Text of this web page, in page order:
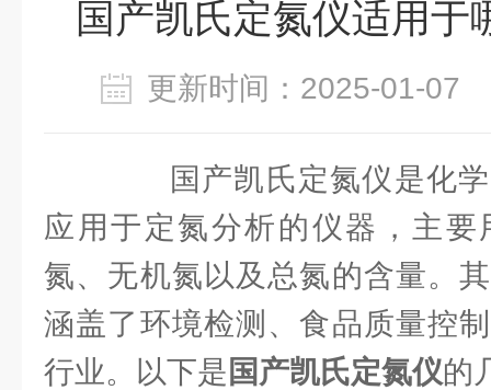
国产凯氏定氮仪适用于
更新时间：2025-01-
国产凯氏定氮仪是化学
应用于定氮分析的仪器，主
氮、无机氮以及总氮的含量。
涵盖了环境检测、食品质量控
行业。以下是 国产凯氏定氮仪的